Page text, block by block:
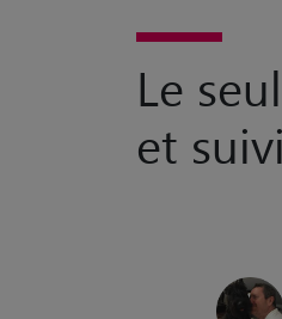
Le
et